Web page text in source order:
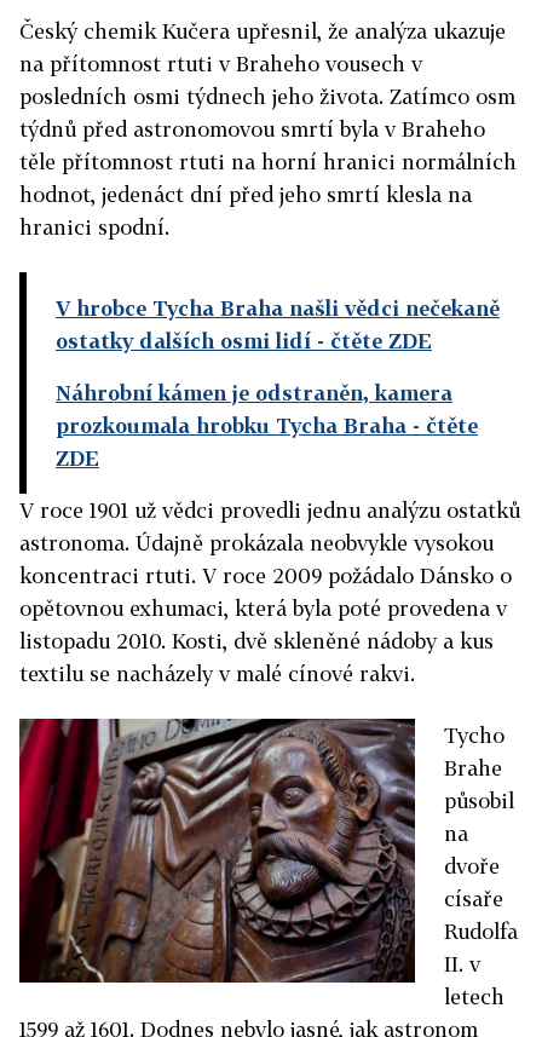
Český chemik Kučera upřesnil, že analýza ukazuje
na přítomnost rtuti v Braheho vousech v
posledních osmi týdnech jeho života. Zatímco osm
týdnů před astronomovou smrtí byla v Braheho
těle přítomnost rtuti na horní hranici normálních
hodnot, jedenáct dní před jeho smrtí klesla na
hranici spodní.
V hrobce Tycha Braha našli vědci nečekaně
ostatky dalších osmi lidí - čtěte ZDE
Náhrobní kámen je odstraněn, kamera
prozkoumala hrobku Tycha Braha - čtěte
ZDE
V roce 1901 už vědci provedli jednu analýzu ostatků
astronoma. Údajně prokázala neobvykle vysokou
koncentraci rtuti. V roce 2009 požádalo Dánsko o
opětovnou exhumaci, která byla poté provedena v
listopadu 2010. Kosti, dvě skleněné nádoby a kus
textilu se nacházely v malé cínové rakvi.
Tycho
Brahe
působil
na
dvoře
císaře
Rudolfa
II. v
letech
1599 až 1601. Dodnes nebylo jasné, jak astronom